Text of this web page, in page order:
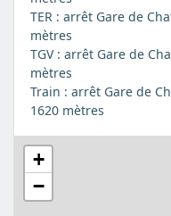
TER : arrêt Gare de
mètres
TGV : arrêt Gare de
mètres
Train : arrêt Gare de
1620 mètres
+
−